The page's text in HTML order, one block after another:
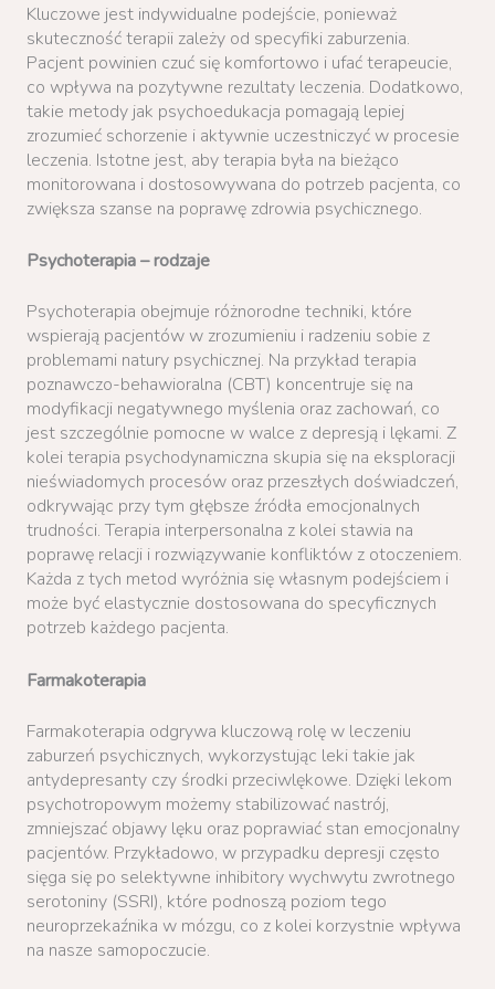
Kluczowe jest indywidualne podejście, ponieważ
skuteczność terapii zależy od specyfiki zaburzenia.
Pacjent powinien czuć się komfortowo i ufać terapeucie,
co wpływa na pozytywne rezultaty leczenia. Dodatkowo,
takie metody jak psychoedukacja pomagają lepiej
zrozumieć schorzenie i aktywnie uczestniczyć w procesie
leczenia. Istotne jest, aby terapia była na bieżąco
monitorowana i dostosowywana do potrzeb pacjenta, co
zwiększa szanse na poprawę zdrowia psychicznego.
Psychoterapia – rodzaje
Psychoterapia obejmuje różnorodne techniki, które
wspierają pacjentów w zrozumieniu i radzeniu sobie z
problemami natury psychicznej. Na przykład terapia
poznawczo-behawioralna (CBT) koncentruje się na
modyfikacji negatywnego myślenia oraz zachowań, co
jest szczególnie pomocne w walce z depresją i lękami. Z
kolei terapia psychodynamiczna skupia się na eksploracji
nieświadomych procesów oraz przeszłych doświadczeń,
odkrywając przy tym głębsze źródła emocjonalnych
trudności. Terapia interpersonalna z kolei stawia na
poprawę relacji i rozwiązywanie konfliktów z otoczeniem.
Każda z tych metod wyróżnia się własnym podejściem i
może być elastycznie dostosowana do specyficznych
potrzeb każdego pacjenta.
Farmakoterapia
Farmakoterapia odgrywa kluczową rolę w leczeniu
zaburzeń psychicznych, wykorzystując leki takie jak
antydepresanty czy środki przeciwlękowe. Dzięki lekom
psychotropowym możemy stabilizować nastrój,
zmniejszać objawy lęku oraz poprawiać stan emocjonalny
pacjentów. Przykładowo, w przypadku depresji często
sięga się po selektywne inhibitory wychwytu zwrotnego
serotoniny (SSRI), które podnoszą poziom tego
neuroprzekaźnika w mózgu, co z kolei korzystnie wpływa
na nasze samopoczucie.